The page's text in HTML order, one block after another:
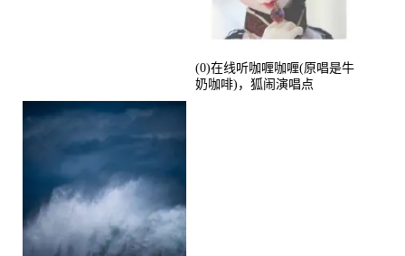
(0)在线听咖喱咖喱(原唱是牛
奶咖啡)，狐闹演唱点